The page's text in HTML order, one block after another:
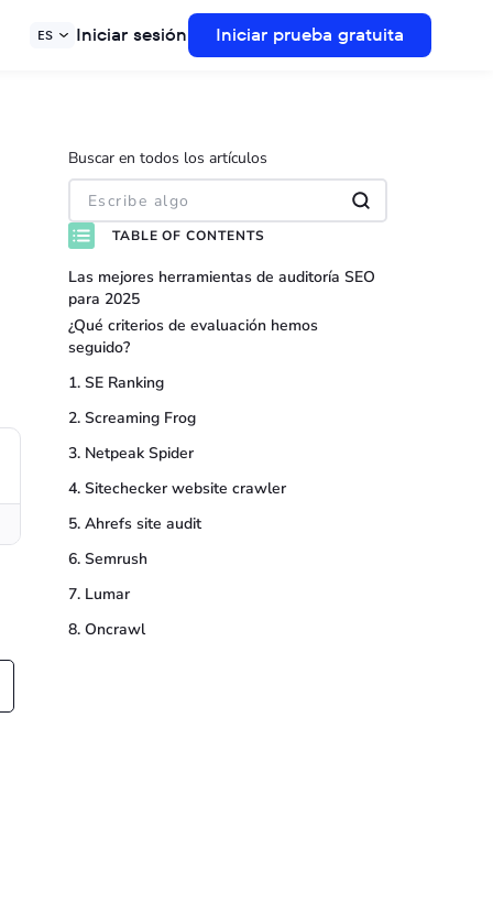
ES Iniciar sesión Iniciar prueba gratuita
Buscar en todos los artículos
TABLE OF CONTENTS
Las mejores herramientas de auditoría SEO
para 2025
¿Qué criterios de evaluación hemos
seguido?
1. SE Ranking
2. Screaming Frog
3. Netpeak Spider
4. Sitechecker website crawler
5. Ahrefs site audit
6. Semrush
7. Lumar
8. Oncrawl